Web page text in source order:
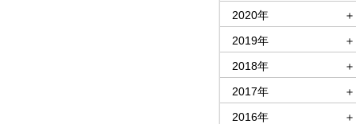
2020年
＋
2019年
＋
2018年
＋
2017年
＋
2016年
＋